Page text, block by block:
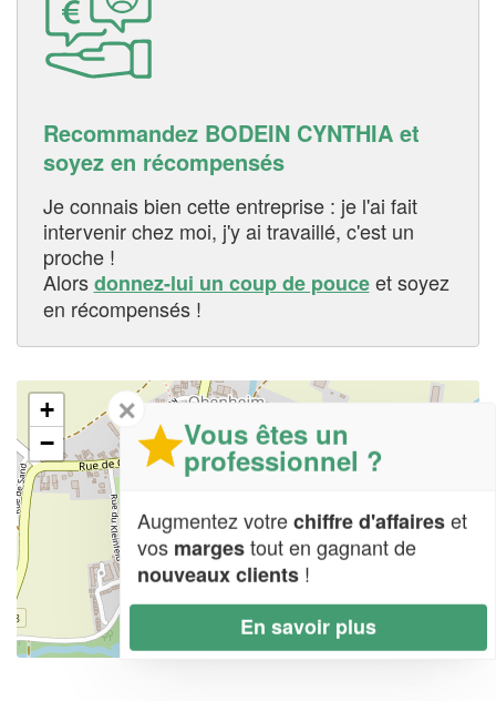
Recommandez BODEIN CYNTHIA et
soyez en récompensés
Je connais bien cette entreprise : je l'ai fait
intervenir chez moi, j'y ai travaillé, c'est un
proche !
Alorsdonnez-lui un coup de pouceet soyez
en récompensés !
+
−
Leaflet| Map data ©OpenStreetMap contributors,CC-BY-SA
✕
Vous êtes un
professionnel ?
Augmentez votrechiffre d'affaireset
vos margestout en gagnant de
nouveaux clients !
En savoir plus